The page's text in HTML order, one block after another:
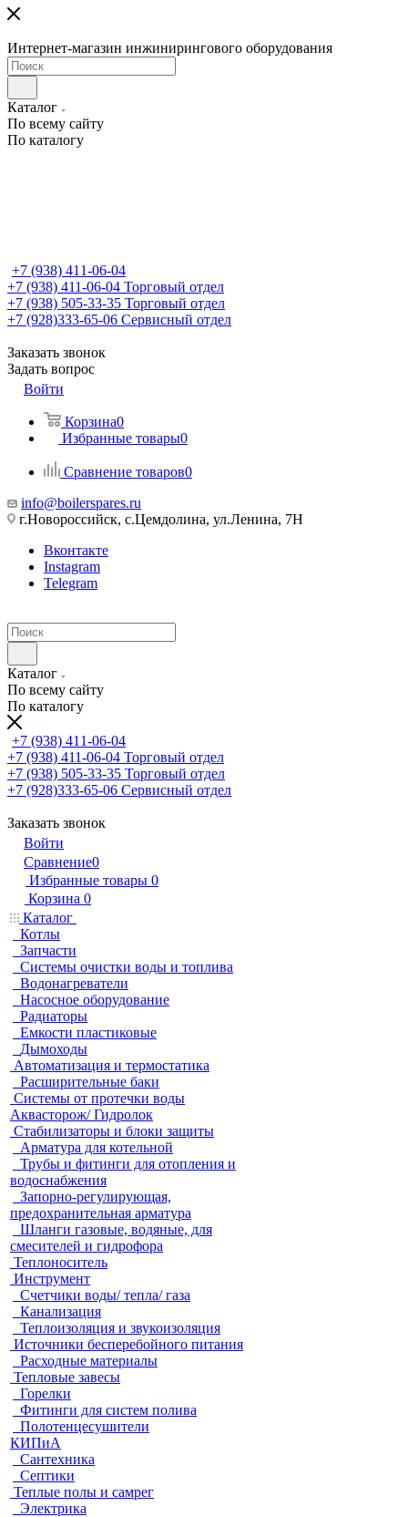
Интернет-магазин инжинирингового оборудования
Каталог
По всему сайту
По каталогу
+7 (938) 411-06-04
+7 (938) 411-06-04 Торговый отдел
+7 (938) 505-33-35 Торговый отдел
+7 (928)333-65-06 Сервисный отдел
Заказать звонок
Задать вопрос
Войти
Корзина0
Избранные товары0
Сравнение товаров0
info@boilerspares.ru
г.Новороссийск, с.Цемдолина, ул.Ленина, 7Н
Вконтакте
Instagram
Telegram
Каталог
По всему сайту
По каталогу
+7 (938) 411-06-04
+7 (938) 411-06-04 Торговый отдел
+7 (938) 505-33-35 Торговый отдел
+7 (928)333-65-06 Сервисный отдел
Заказать звонок
Войти
Сравнение0
Избранные товары 0
Корзина 0
Каталог
Котлы
Запчасти
Системы очистки воды и топлива
Водонагреватели
Насосное оборудование
Радиаторы
Емкости пластиковые
Дымоходы
Автоматизация и термостатика
Расширительные баки
Системы от протечки воды
Аквасторож/ Гидролок
Стабилизаторы и блоки защиты
Арматура для котельной
Трубы и фитинги для отопления и
водоснабжения
Запорно-регулирующая,
предохранительная арматура
Шланги газовые, водяные, для
смесителей и гидрофора
Теплоноситель
Инструмент
Счетчики воды/ тепла/ газа
Канализация
Теплоизоляция и звукоизоляция
Источники бесперебойного питания
Расходные материалы
Тепловые завесы
Горелки
Фитинги для систем полива
Полотенцесушители
КИПиА
Сантехника
Септики
Теплые полы и самрег
Электрика